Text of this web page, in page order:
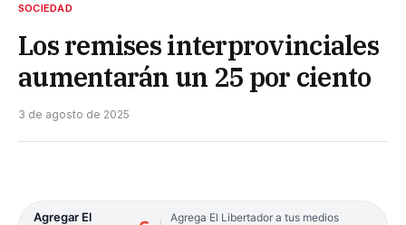
SOCIEDAD
Los remises interprovinciales
aumentarán un 25 por ciento
3 de agosto de 2025
Agregar El
Agrega El Libertador a tus medios